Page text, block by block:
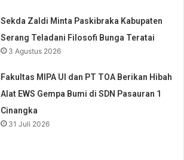
Sekda Zaldi Minta Paskibraka Kabupaten
Serang Teladani Filosofi Bunga Teratai
3 Agustus 2026
Fakultas MIPA UI dan PT TOA Berikan Hibah
Alat EWS Gempa Bumi di SDN Pasauran 1
Cinangka
31 Juli 2026